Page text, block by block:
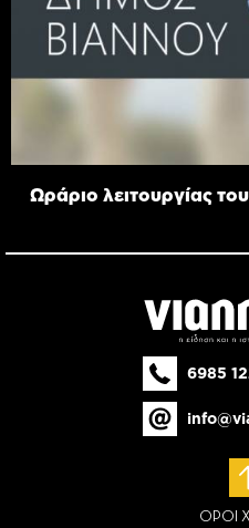
Ωράριο λειτουργίας
6985
ΟΡΟΙ